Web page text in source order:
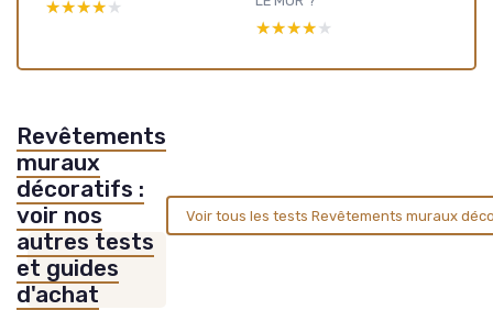
★★★★★
★★★★★
★★★★★
★★★★★
Revêtements
muraux
décoratifs :
voir nos
autres tests
et guides
d'achat
Voir tous les tests Revêtements muraux